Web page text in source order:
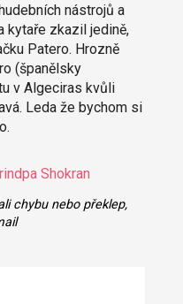
nástrojů a
kytaře zkazil jedině,
Patero. Hrozně
(španělsky
v Algeciras kvůli
Leda že bychom si
Shokran
chybu nebo překlep,